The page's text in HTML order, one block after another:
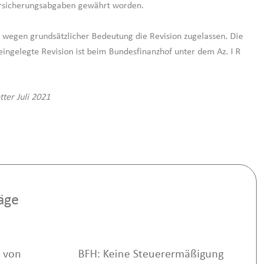
gewährt worden.
grundsätzlicher Bedeutung die Revision zugelassen. Die
Revision ist beim Bundesfinanzhof unter dem Az. I R
Juli 2021
von
BFH: Keine Steuerermäßigung